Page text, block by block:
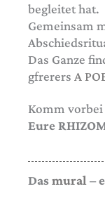
begleitet hat.
Gemeinsam
Das Ganze
gfrerers A
Komm
Eure
Dasmural –